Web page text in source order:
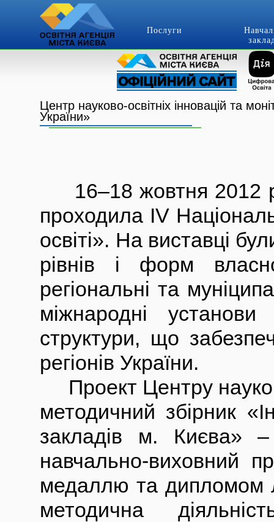
Послуги
Центр науково-освітніх інновацій та
України»
16–18 жовтня 2012
проходила IV
освіті». На виставці
рівнів і форм
регіональні та
міжнародні
структури, що
регіонів України.
Проект Центру
методичний збірник
закладів м. Києва» –
навчально-виховний
медаллю та дипломом
методична